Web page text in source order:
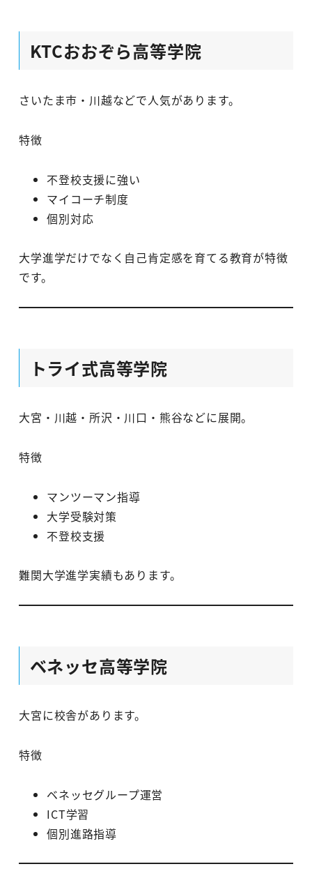
KTCおおぞら高等学院
さいたま市・川越などで人気があります。
特徴
不登校支援に強い
マイコーチ制度
個別対応
大学進学だけでなく自己肯定感を育てる教育が特徴
です。
トライ式高等学院
大宮・川越・所沢・川口・熊谷などに展開。
特徴
マンツーマン指導
大学受験対策
不登校支援
難関大学進学実績もあります。
ベネッセ高等学院
大宮に校舎があります。
特徴
ベネッセグループ運営
ICT学習
個別進路指導